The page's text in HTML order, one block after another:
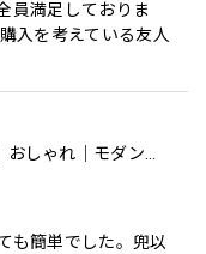
員満足しておりま
入を考えている友人
五月人形｜コンパクト｜おしゃれ｜モダン｜インテリア｜プレミアム｜こだわり｜木目込み｜おすすめ｜収納｜作家｜伝統工芸士 《商品名》木目込みかぶと 宝輝(ほうき) 正絹西陣織 〔商品コード〕50600-1656-3〔品番1656-6A-FM3-35〕柿沼東光作 大沼敦デザイン 松屋限定モデル 柿沼東光 正規品
も簡単でした。兜以